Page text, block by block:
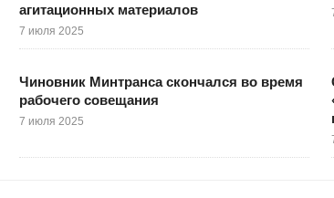
агитационных материалов
7 июля 2025
Чиновник Минтранса скончался во время
рабочего совещания
7 июля 2025